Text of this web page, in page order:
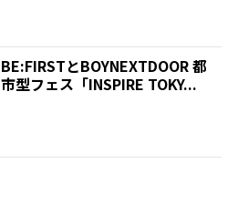
BE:FIRSTとBOYNEXTDOOR 都
市型フェス「INSPIRE TOKY...